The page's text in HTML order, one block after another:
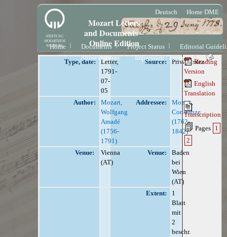
Deutsch Home DME
Mozart Letters
and Documents –
Online Edition
Home Documents Project Status
Editorial
Abbreviations
Impressum / License
Type, date:
Letter,
1791-
07-
05
Source: Privatbesitz
Author:
Mozart,
Wolfgang
Amadé
(1756-
1791)
Addressee:
Mozart,
Constanze
(1762-
1842)
Venue:
Vienna
(AT)
Venue:
Baden
bei
Wien
(AT)
Extent:
1
Blatt
mit
2
beschr.
Reading
Version
English
Translation
Transcription
Pages 1
2